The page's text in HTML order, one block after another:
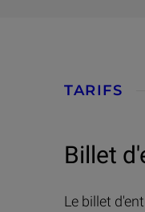
TARIFS
Billet
Le billet